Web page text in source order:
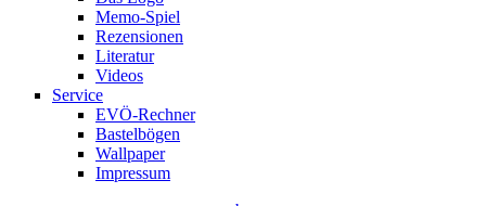
Memo-Spiel
Rezensionen
Literatur
Videos
Service
EVÖ-Rechner
Bastelbögen
Wallpaper
Impressum